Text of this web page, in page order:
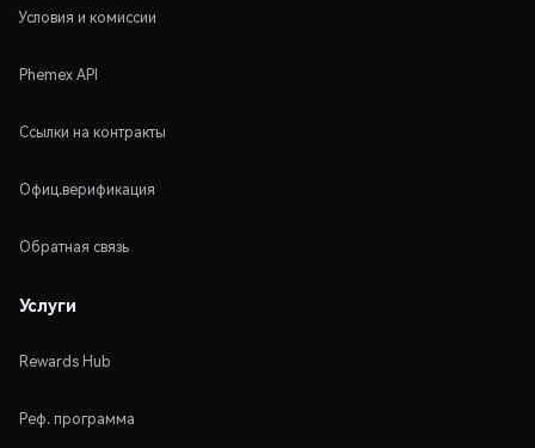
Условия и комиссии
Phemex API
Ссылки на контракты
Офиц.верификация
Обратная связь
Услуги
Rewards Hub
Реф. программа